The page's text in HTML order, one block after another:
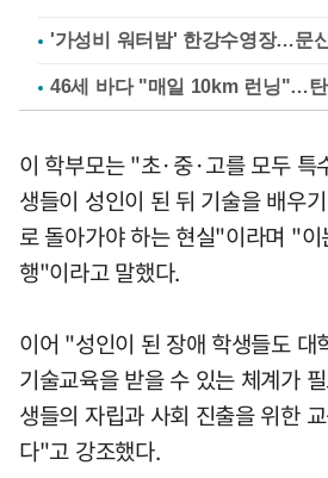
46세 바다 "매일 10km 런닝"…
이 학부모는 "초·중·고를 모두 특
생들이 성인이 된 뒤 기술을 배우
로 돌아가야 하는 현실"이라며 "이
행"이라고 말했다.
이어 "성인이 된 장애 학생들도 대
기술교육을 받을 수 있는 체계가
생들의 자립과 사회 진출을 위한
다"고 강조했다.